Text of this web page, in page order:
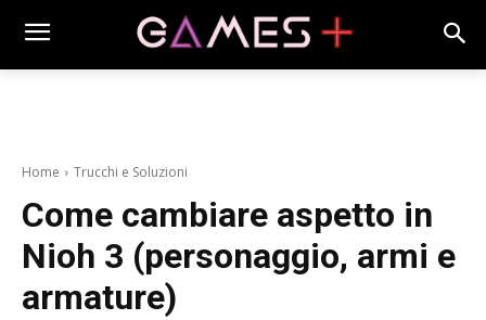
Home Trucchi e Soluzioni
Come cambiare aspetto in
Nioh 3 (personaggio, armi e
armature)